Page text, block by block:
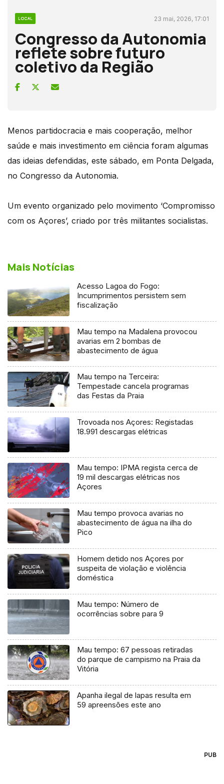
LOCAL 23 mai, 2026, 17:01
Congresso da Autonomia
reflete sobre futuro
coletivo da Região
Menos partidocracia e mais cooperação, melhor
saúde e mais investimento em ciência foram algumas
das ideias defendidas, este sábado, em Ponta Delgada,
no Congresso da Autonomia.
Um evento organizado pelo movimento ‘Compromisso
com os Açores’, criado por três militantes socialistas.
Mais Notícias
Acesso Lagoa do Fogo:
Incumprimentos persistem sem
fiscalização
Mau tempo na Madalena provocou
avarias em 2 bombas de
abastecimento de água
Mau tempo na Terceira:
Tempestade cancela programas
das Festas da Praia
Trovoada nos Açores: Registadas
18.991 descargas elétricas
Mau tempo: IPMA regista cerca de
19 mil descargas elétricas nos
Açores
Mau tempo provoca avarias no
abastecimento de água na ilha do
Pico
Homem detido nos Açores por
suspeita de violação e violência
doméstica
Mau tempo: Número de
ocorrências sobre para 9
Mau tempo: 67 pessoas retiradas
do parque de campismo na Praia da
Vitória
Apanha ilegal de lapas resulta em
59 apreensões este ano
PUB